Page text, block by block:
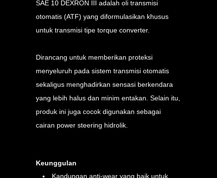
SAE 10 DEXRON III adalah oli transmisi
otomatis (ATF) yang diformulasikan khusus
untuk transmisi tipe torque converter.
Dirancang untuk memberikan proteksi
menyeluruh pada sistem transmisi otomatis
sekaligus menghadirkan sensasi berkendara
yang lebih halus dan minim entakan. Selain itu,
produk ini juga cocok digunakan sebagai
cairan power steering hidrolik.
Keunggulan
Kandungan anti-wear yang baik untuk